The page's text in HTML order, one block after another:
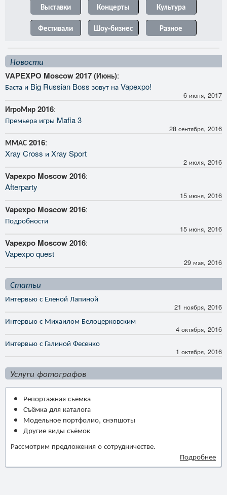
Выставки Концерты
Культура
Фестивали
Шоу-бизнес Разное
Новости
VAPEXPO Moscow 2017 (Июнь):
Баста и Big Russian Boss зовут на Vapexpo!
6 июня, 2017
ИгроМир 2016:
Премьера игры Mafia 3
28 сентября, 2016
ММАС 2016:
Xray Cross и Xray Sport
2 июля, 2016
Vapexpo Moscow 2016:
Afterparty
15 июня, 2016
Vapexpo Moscow 2016:
Подробности
15 июня, 2016
Vapexpo Moscow 2016:
Vapexpo quest
29 мая, 2016
Статьи
Интервью с Еленой Лапиной
21 ноября, 2016
Интервью с Михаилом Белоцерковским
4 октября, 2016
Интервью с Галиной Фесенко
1 октября, 2016
Услуги фотографов
Репортажная съёмка
Съёмка для каталога
Модельное портфолио, снэпшоты
Другие виды съёмок
Рассмотрим предложения о сотрудничестве.
Подробнее